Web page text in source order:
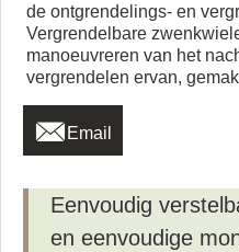
de ontgrendelings- en
Vergrendelbare
manoeuvreren van het
vergrendelen ervan,
 Email
Eenvoudig
en eenvoudige